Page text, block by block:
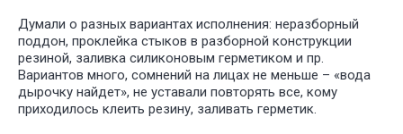
Думали о разных вариантах исполнения: неразборный
поддон, проклейка стыков в разборной конструкции
резиной, заливка силиконовым герметиком и пр.
Вариантов много, сомнений на лицах не меньше – «вода
дырочку найдет», не уставали повторять все, кому
приходилось клеить резину, заливать герметик.